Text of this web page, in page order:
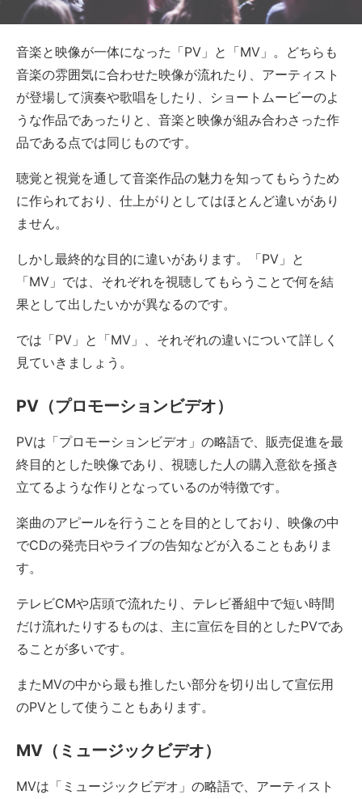
音楽と映像が一体になった「PV」と「MV」。どちらも
音楽の雰囲気に合わせた映像が流れたり、アーティスト
が登場して演奏や歌唱をしたり、ショートムービーのよ
うな作品であったりと、音楽と映像が組み合わさった作
品である点では同じものです。
聴覚と視覚を通して音楽作品の魅力を知ってもらうため
に作られており、仕上がりとしてはほとんど違いがあり
ません。
しかし最終的な目的に違いがあります。「PV」と
「MV」では、それぞれを視聴してもらうことで何を結
果として出したいかが異なるのです。
では「PV」と「MV」、それぞれの違いについて詳しく
見ていきましょう。
PV（プロモーションビデオ）
PVは「プロモーションビデオ」の略語で、販売促進を最
終目的とした映像であり、視聴した人の購入意欲を掻き
立てるような作りとなっているのが特徴です。
楽曲のアピールを行うことを目的としており、映像の中
でCDの発売日やライブの告知などが入ることもありま
す。
テレビCMや店頭で流れたり、テレビ番組中で短い時間
だけ流れたりするものは、主に宣伝を目的としたPVであ
ることが多いです。
またMVの中から最も推したい部分を切り出して宣伝用
のPVとして使うこともあります。
MV（ミュージックビデオ）
MVは「ミュージックビデオ」の略語で、アーティスト